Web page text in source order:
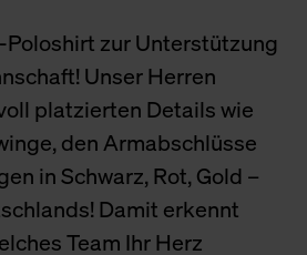
zur Unterstützung
Unser Herren
platzierten Details wie
den Armabschlüsse
in Schwarz, Rot, Gold –
Damit erkennt
Team Ihr Herz